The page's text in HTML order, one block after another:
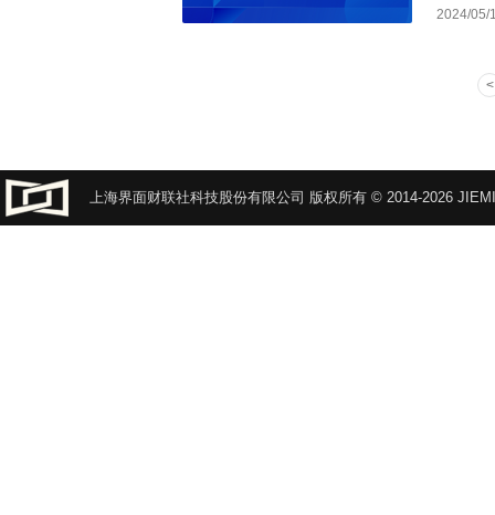
2024/05/
上海界面财联社科技股份有限公司 版权所有 © 2014-2026